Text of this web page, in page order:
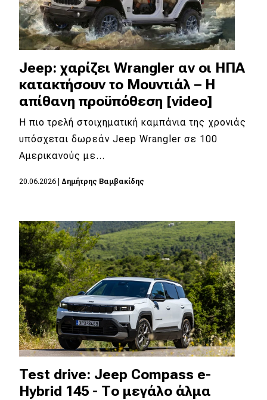
Σταθμοί φόρτισης
Classic
Νέα
Παρουσιάσεις
DRIVE Away
MOTO
Οδηγός αγοράς
Συμβουλές
Χρηστικά
Συμβουλές
ΚΤΕΟ
Οδική βοήθεια
Jeep: χαρίζει Wrangler αν οι ΗΠΑ
κατακτήσουν το Μουντιάλ – Η
απίθανη προϋπόθεση [video]
Η πιο τρελή στοιχηματική καμπάνια της χρονιάς
υπόσχεται δωρεάν Jeep Wrangler σε 100
Αμερικανούς με…
20.06.2026 Δημήτρης Βαμβακίδης
Test drive: Jeep Compass e-
Hybrid 145 - Το μεγάλο άλμα